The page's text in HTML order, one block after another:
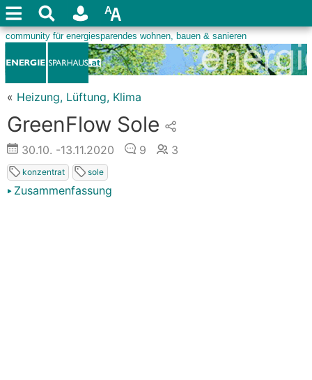
« Heizung, Lüftung, Klima
GreenFlow Sole
30.10. -13.11.2020 9 3
konzentrat sole
Zusammenfassung